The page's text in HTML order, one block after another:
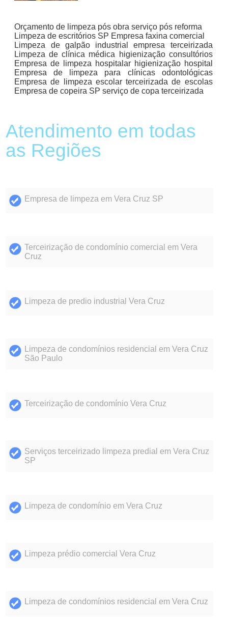
Orçamento de limpeza pós obra serviço pós reforma
Limpeza de escritórios SP Empresa faxina comercial
Limpeza de galpão industrial empresa terceirizada
Limpeza de clínica médica higienização consultórios
Empresa de limpeza hospitalar higienização hospital
Empresa de limpeza para clínicas odontológicas
Empresa de limpeza escolar terceirizada de escolas
Empresa de copeira SP serviço de copa terceirizada
Atendimento em todas
as Regiões
Empresa de limpeza em Vera Cruz SP
Terceirização de condomínio comercial em Vera
Cruz
Limpeza de predio industrial Vera Cruz
Limpeza de condomínios residencial em Vera Cruz
São Paulo
Terceirização de condomínio Vera Cruz
Serviços terceirizado limpeza predial em Vera Cruz
SP
Limpeza de condomínio em Vera Cruz
Limpeza prédio comercial Vera Cruz
Limpeza de condomínios residencial em Vera Cruz